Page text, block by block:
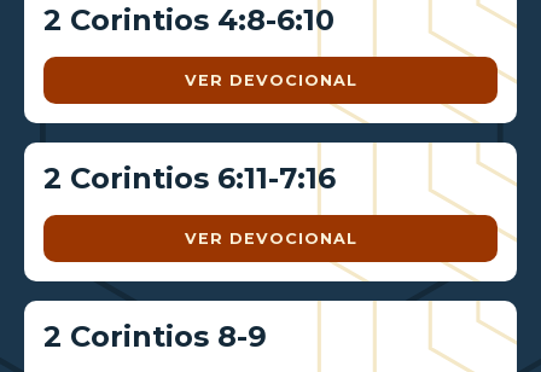
2 Corintios 4:8-6:10
VER DEVOCIONAL
2 Corintios 6:11-7:16
VER DEVOCIONAL
2 Corintios 8-9